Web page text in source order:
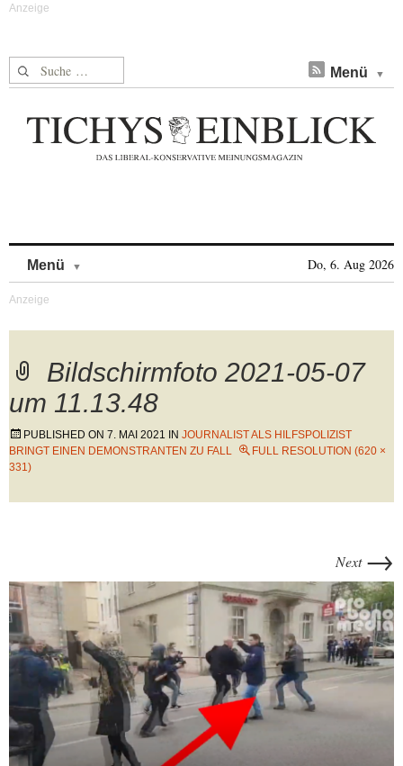
Suche nach: Menü
Menü Do, 6. Aug 2026
Bildschirmfoto 2021-05-07
um 11.13.48
PUBLISHED ON 7. MAI 2021 IN JOURNALIST ALS HILFSPOLIZIST
BRINGT EINEN DEMONSTRANTEN ZU FALL
FULL RESOLUTION (620 ×
331)
Next →